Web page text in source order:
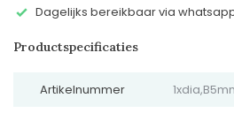
Dagelijks bereikbaar via
Productspecificaties
Artikelnummer